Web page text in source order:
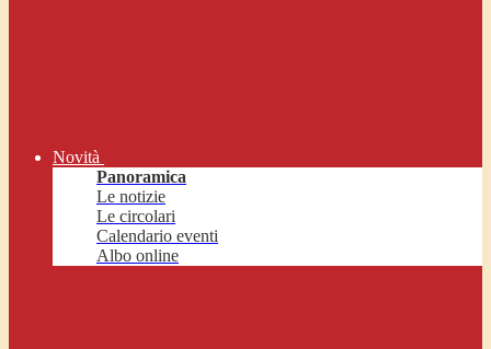
Novità
Panoramica
Le notizie
Le circolari
Calendario eventi
Albo online